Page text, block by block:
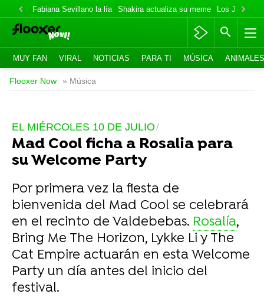
Fabiana Sevillano la lía Shakira actualiza su meme Los Jonas
MUY FAN VIRAL NOTICIAS PARA TI MÚSICA ANIMALES
Flooxer Now » Música
EL MIÉRCOLES 10 DE JULIO
Mad Cool ficha a Rosalia para
su Welcome Party
Por primera vez la fiesta de
bienvenida del Mad Cool se celebrará
en el recinto de Valdebebas. Rosalía,
Bring Me The Horizon, Lykke Li y The
Cat Empire actuarán en esta Welcome
Party un día antes del inicio del
festival.